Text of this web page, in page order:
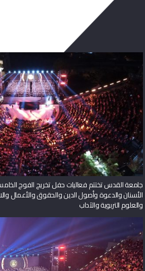
جامعة القدس تختتم فعاليات حفل تخريج الفوج
الأسنان والدعوة وأصول الدين والحقوق والأعمال
والعلوم التربوية والآداب